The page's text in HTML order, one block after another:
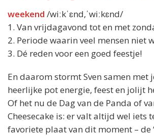
weekend /wiːkˈɛnd,ˈwiːkɛnd/
1. Van vrijdagavond tot en met
2. Periode waarin veel mensen niet
3. Dé reden voor een goed feestje!
En daarom stormt Sven samen met
heerlijke pot energie, feest en jolijt
Of het nu de Dag van de Panda of
Cheesecake is: er valt altijd wel iets
favoriete plaat van dit moment – de